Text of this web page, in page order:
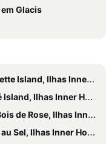
HOTEL
Cerf
Glacis
Island, Ilhas Inner Hotéis
Ilhas Inner Hotéis
de Rose, Ilhas Inner Hotéis
Sel, Ilhas Inner Hotéis